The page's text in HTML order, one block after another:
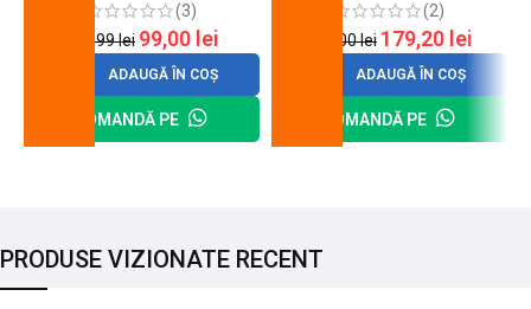
(3)
120,99lei 99,00 lei
ADAUGĂ ÎN COȘ
COMANDĂ PE
(2)
200,00lei 179,20 lei
ADAUGĂ ÎN COȘ
COMANDĂ PE
PRODUSE VIZIONATE RECENT